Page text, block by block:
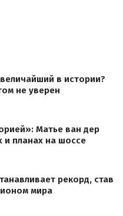
в истории?
не уверен
Матье ван дер
и планах на шоссе
рекорд, став
мира